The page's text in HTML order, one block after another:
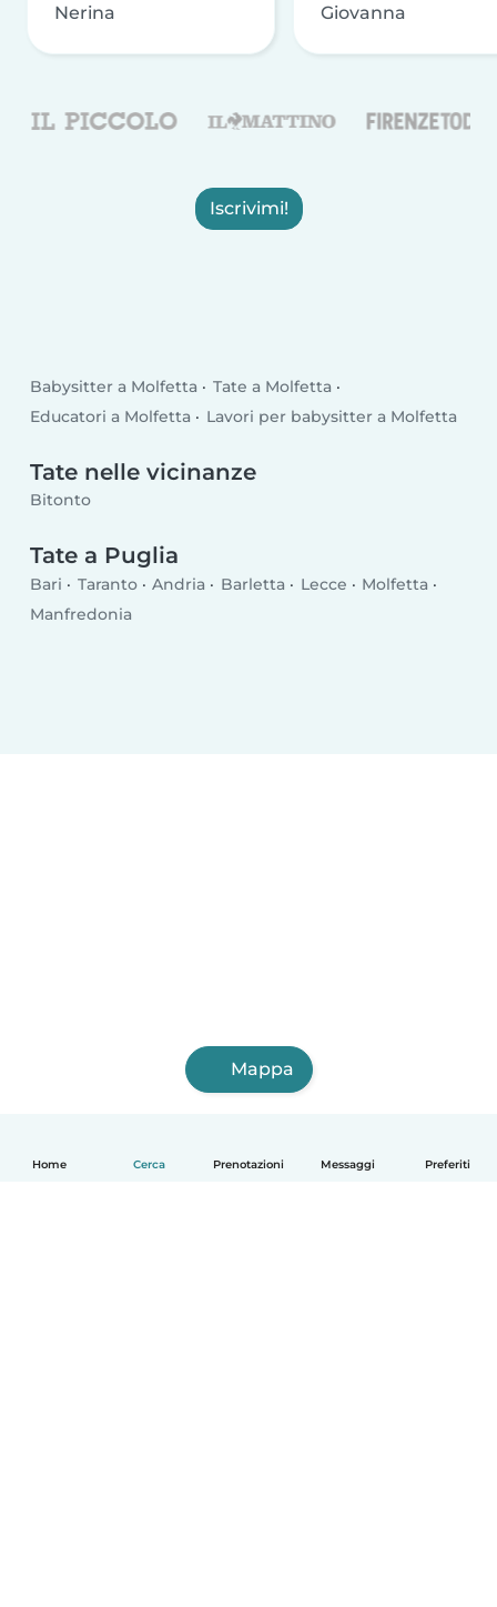
Home Cerca Prenotazioni Messaggi Preferiti
Nerina Giovanna
Iscrivimi!
Babysitter a Molfetta
Tate a Molfetta
Educatori a Molfetta
Lavori per babysitter a Molfetta
Tate nelle vicinanze
Bitonto
Tate a Puglia
Bari Taranto Andria Barletta Lecce
Molfetta
Manfredonia
Mappa